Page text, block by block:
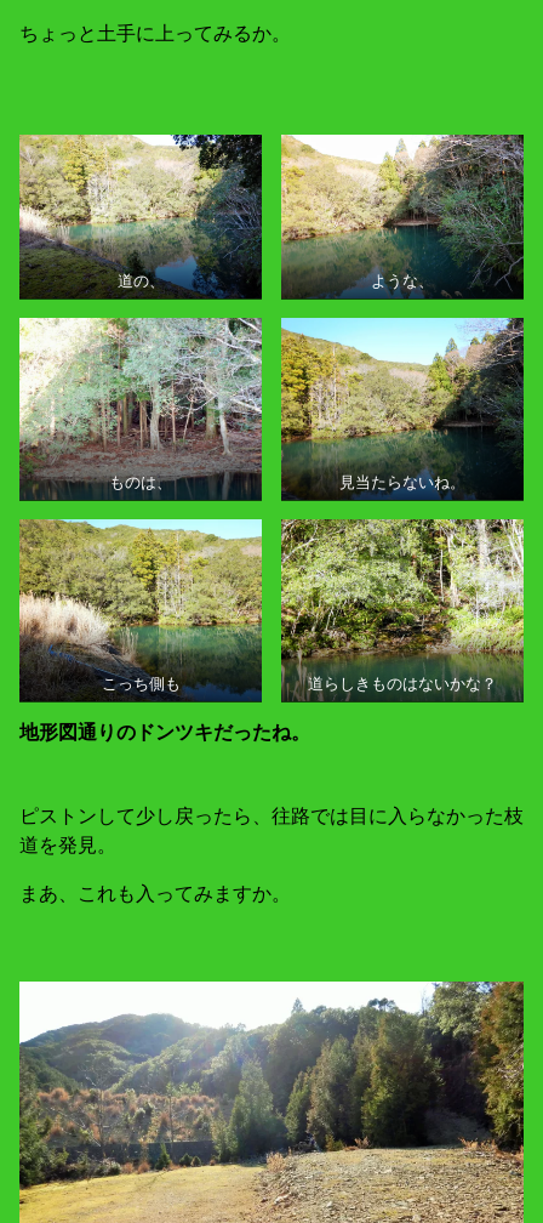
ちょっと土手に上ってみるか。
道の、 ような、
ものは、 見当たらないね。
こっち側も 道らしきものはないかな？
地形図通りのドンツキだったね。
ピストンして少し戻ったら、往路では目に入らなかった枝
道を発見。
まあ、これも入ってみますか。